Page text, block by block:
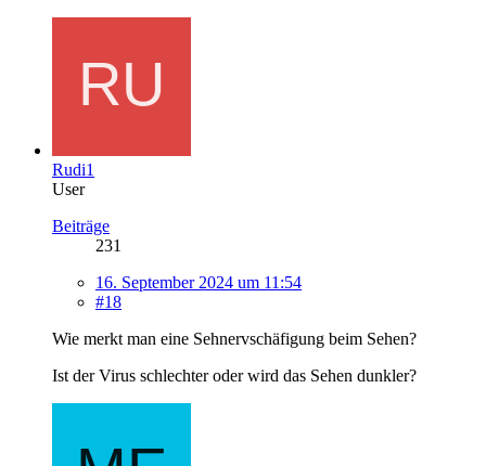
Rudi1
User
Beiträge
231
16. September 2024 um 11:54
#18
Wie merkt man eine Sehnervschäfigung beim Sehen?
Ist der Virus schlechter oder wird das Sehen dunkler?